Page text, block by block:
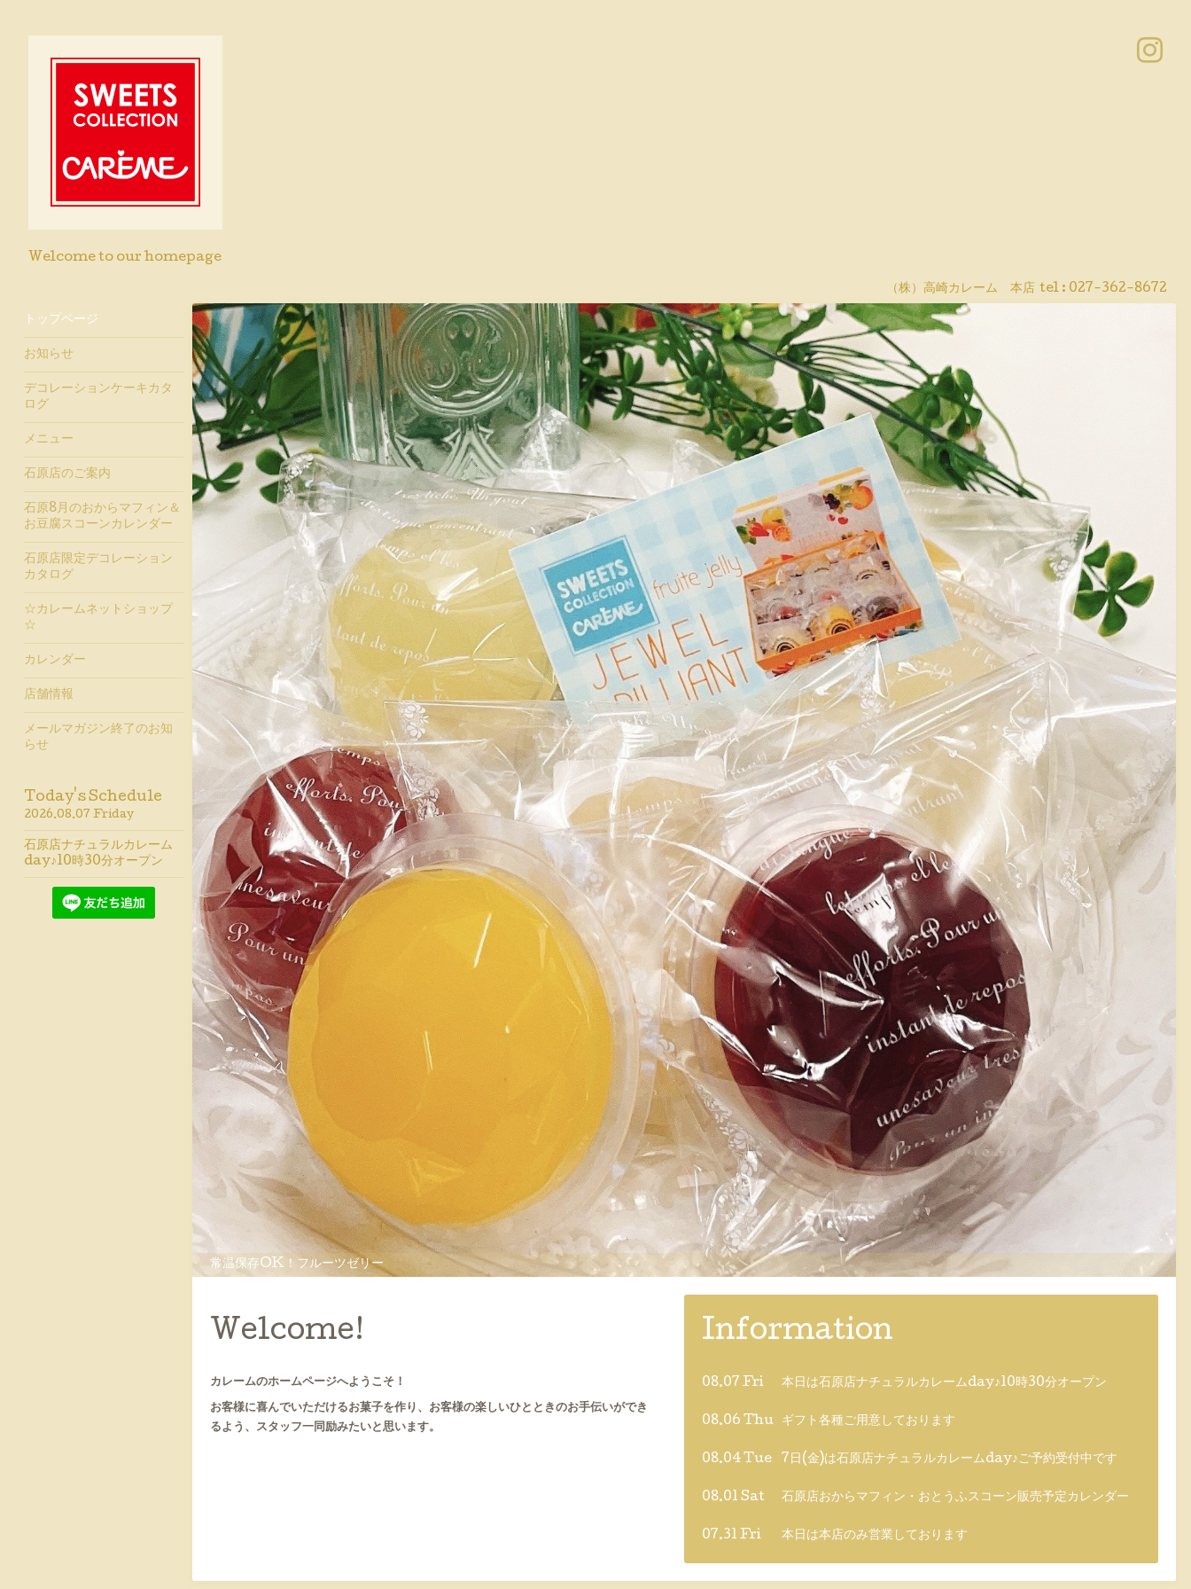
Welcome to our homepage
（株）高崎カレーム 本店 tel : 027-362-8672
常温保存OK！フルーツゼリー
Welcome!
カレームのホームページへようこそ！
お客様に喜んでいただけるお菓子を作り、お客様の楽しいひとときのお手伝いができ
るよう、スタッフ一同励みたいと思います。
Information
08.07 Fri 本日は石原店ナチュラルカレームday♪10時30分オープン
08.06 Thu ギフト各種ご用意しております
08.04 Tue 7日(金)は石原店ナチュラルカレームday♪ご予約受付中です
08.01 Sat 石原店おからマフィン・おとうふスコーン販売予定カレンダー
07.31 Fri 本日は本店のみ営業しております
トップページ
お知らせ
デコレーションケーキカタ
ログ
メニュー
石原店のご案内
石原8月のおからマフィン＆
お豆腐スコーンカレンダー
石原店限定デコレーション
カタログ
☆カレームネットショップ
☆
カレンダー
店舗情報
メールマガジン終了のお知
らせ
Today's Schedule
2026.08.07 Friday
石原店ナチュラルカレーム
day♪10時30分オープン